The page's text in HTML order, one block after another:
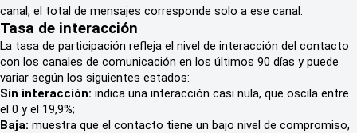
canal, el total de mensajes corresponde solo a ese canal.
Tasa de interacción
La tasa de participación refleja el nivel de interacción del contacto
con los canales de comunicación en los últimos 90 días y puede
variar según los siguientes estados:
Sin interacción: indica una interacción casi nula, que oscila entre
el 0 y el 19,9%;
Baja: muestra que el contacto tiene un bajo nivel de compromiso,